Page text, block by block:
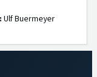
Ulf Buermeyer